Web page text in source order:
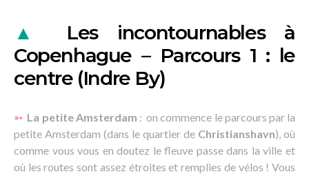
▲ Les incontournables à
Copenhague – Parcours 1 : le
centre (Indre By)
➳ La petite Amsterdam : on commence le parcours par la
petite Amsterdam (dans le quartier de Christianshavn), où
comme vous vous en doutez le fleuve passe dans la ville et
où les routes sont assez étroites et remplies de vélos ! Vous